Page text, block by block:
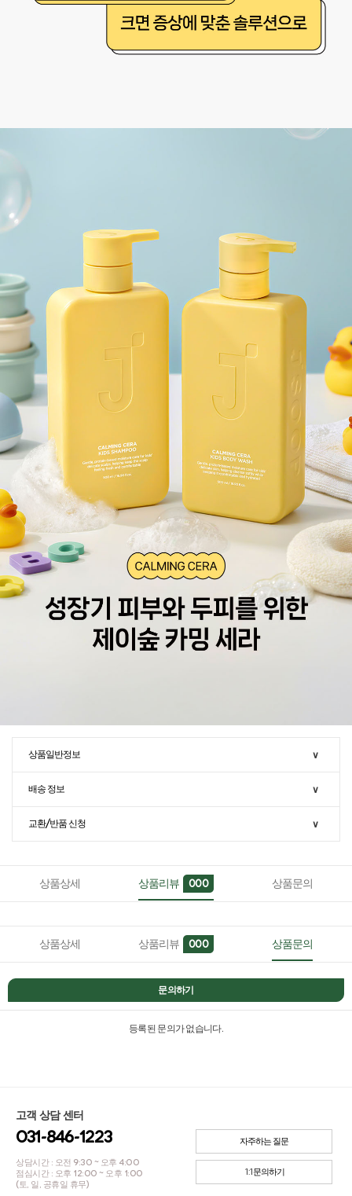
상품일반정보 ∨
배송 정보 ∨
교환/반품 신청 ∨
상품상세 상품리뷰 000 상품문의
상품상세 상품리뷰 000 상품문의
문의하기
등록된 문의가 없습니다.
고객 상담 센터
031-846-1223
상담시간 : 오전 9:30 ~ 오후 4:00
점심시간 : 오후 12:00 ~ 오후 1:00
(토, 일, 공휴일 휴무)
자주하는 질문
1:1문의하기